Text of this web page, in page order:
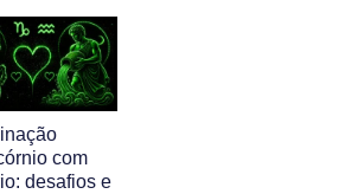
com
desafios e